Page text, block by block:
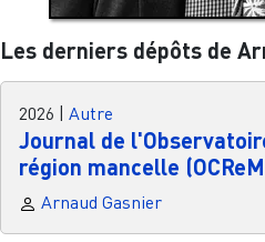
Les derniers dépôts de
2026 Autre
Journal de
région mancelle
Arnaud Gasnier